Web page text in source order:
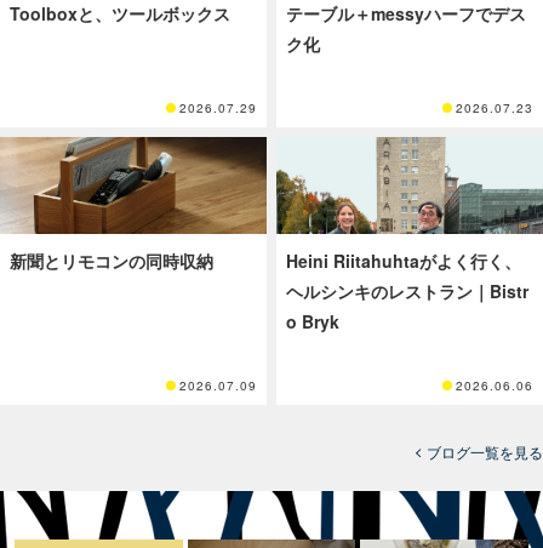
Toolboxと、ツールボックス
2026.07.29
テーブル＋messyハーフでデス
ク化
2026.07.23
新聞とリモコンの同時収納
2026.07.09
Heini Riitahuhtaがよく行く、
ヘルシンキのレストラン｜Bistr
o Bryk
2026.06.06
ブログ一覧を見る